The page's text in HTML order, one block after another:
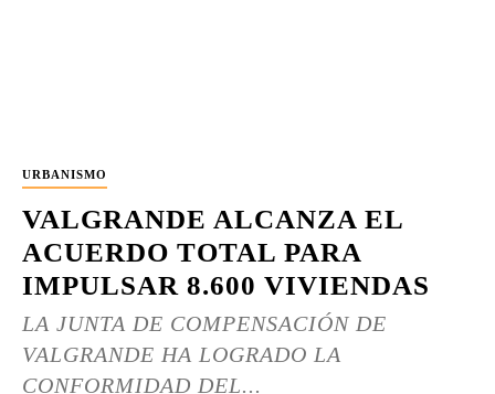
URBANISMO
VALGRANDE ALCANZA EL
ACUERDO TOTAL PARA
IMPULSAR 8.600 VIVIENDAS
LA JUNTA DE COMPENSACIÓN DE
VALGRANDE HA LOGRADO LA
CONFORMIDAD DEL...